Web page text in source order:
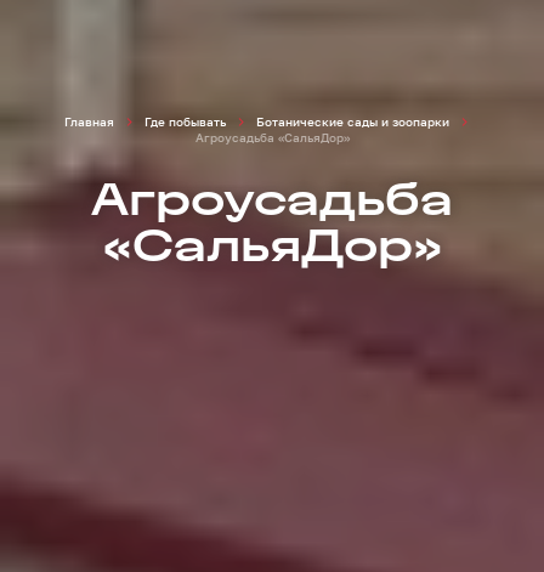
Главная Где побывать
Ботанические сады и зоопарки
Агроусадьба «СальяДор»
Агроусадьба
«СальяДор»